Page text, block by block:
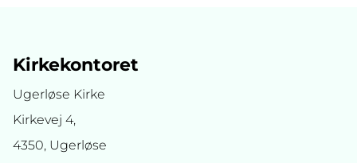
Kirkekontoret
Ugerløse Kirke
Kirkevej 4,
4350, Ugerløse